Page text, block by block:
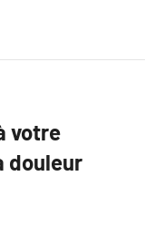
votre
douleur